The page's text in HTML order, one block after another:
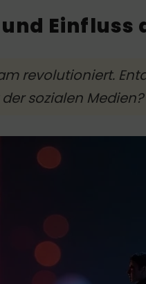
Einfluss
revolutioniert.
sozialen Medien?